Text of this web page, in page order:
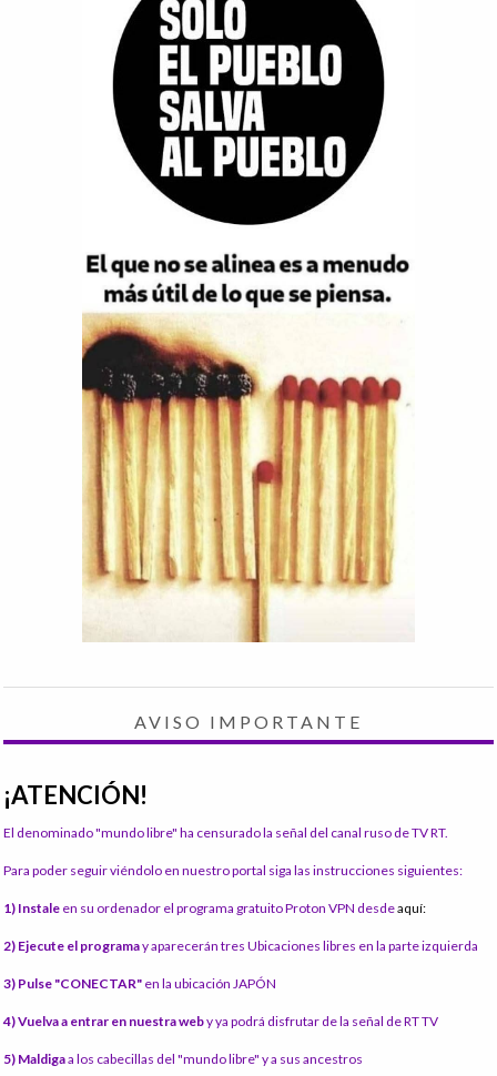
AVISO IMPORTANTE
¡ATENCIÓN!
El denominado "mundo libre" ha censurado la señal del canal ruso de TV RT.
Para poder seguir viéndolo en nuestro portal siga las instrucciones siguientes:
1) Instale en su ordenador el programa gratuito Proton VPN desdeaquí:
2) Ejecute el programay aparecerán tres Ubicaciones libres en la parte izquierda
3) Pulse "CONECTAR" en la ubicación JAPÓN
4) Vuelva a entrar en nuestra weby ya podrá disfrutar de la señal de RT TV
5) Maldigaa los cabecillas del "mundo libre" y a sus ancestros